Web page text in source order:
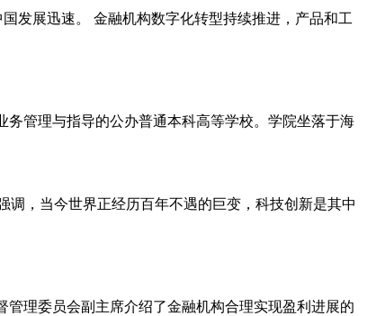
发展迅速。 金融机构数字化转型持续推进，产品和工
管理与指导的公办普通本科高等学校。学院坐落于海
调，当今世界正经历百年不遇的巨变，科技创新是其中
理委员会副主席介绍了金融机构合理实现盈利进展的